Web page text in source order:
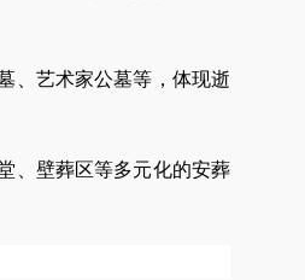
、艺术家公墓等，体现逝
、壁葬区等多元化的安葬